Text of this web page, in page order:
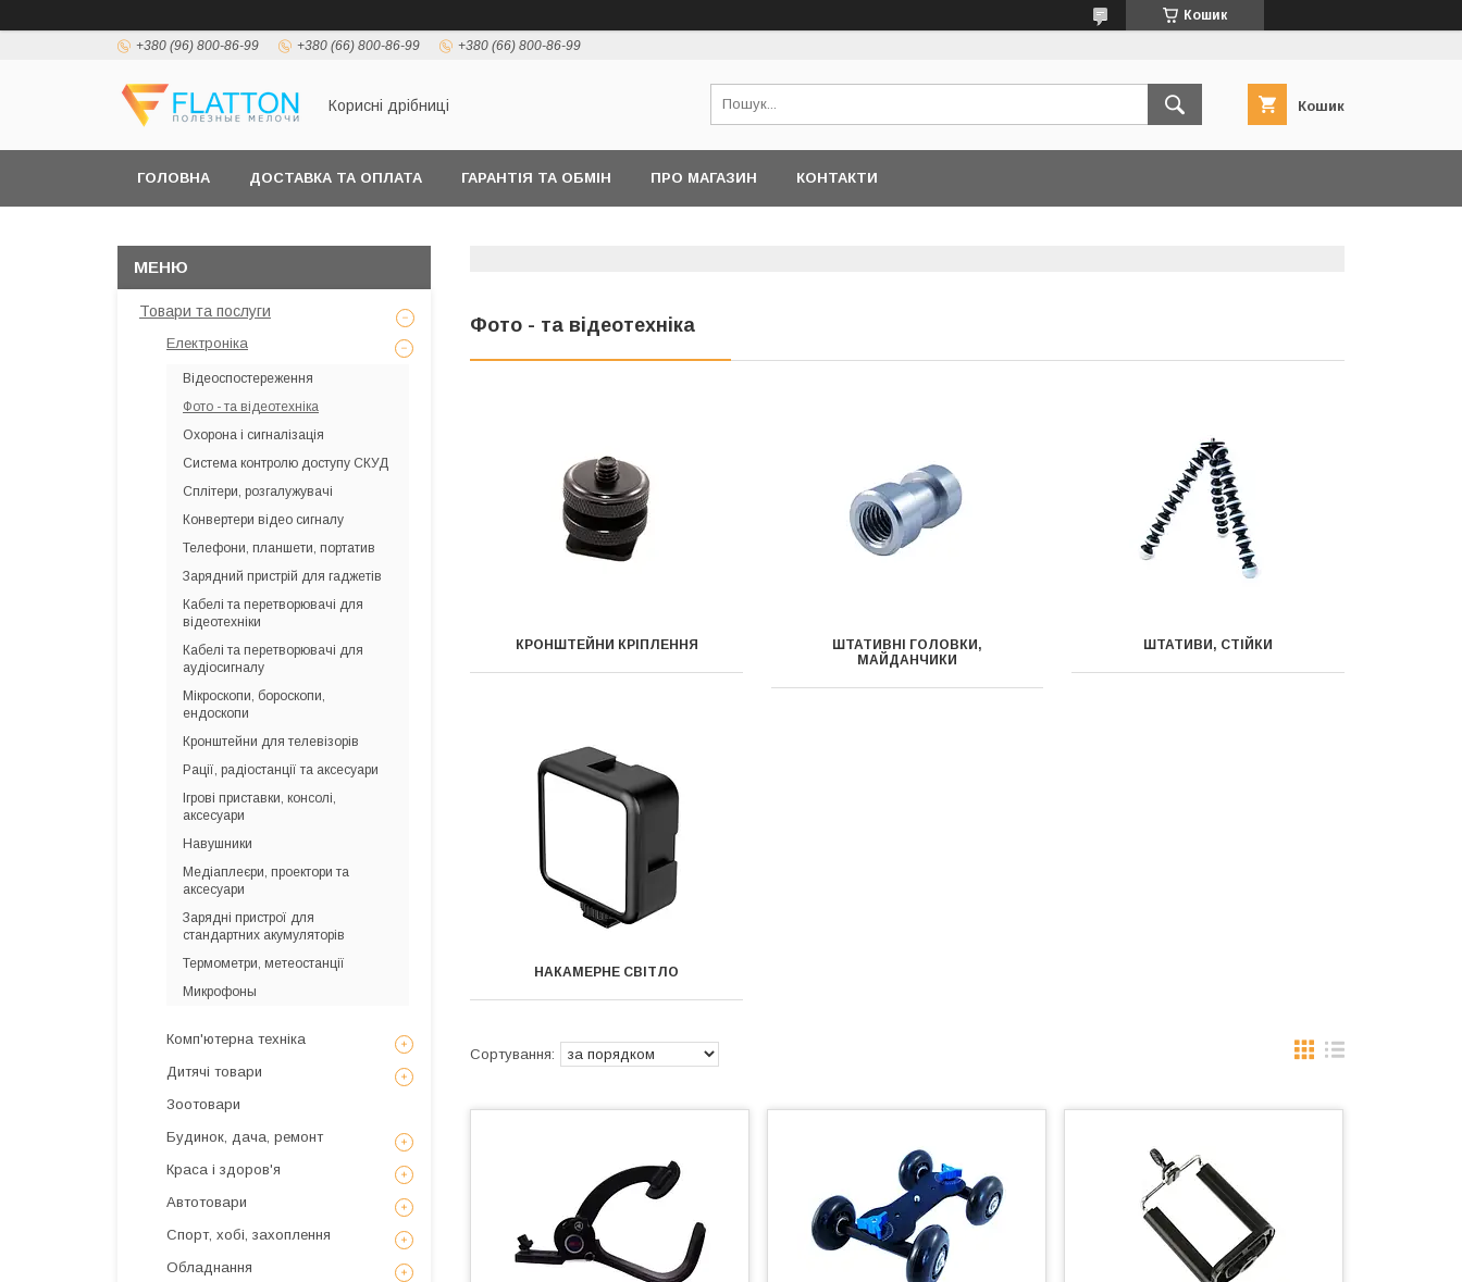
Кошик
+380 (96) 800-86-99 +380 (66) 800-86-99 +380 (66) 800-86-99
Корисні дрібниці Кошик
ГОЛОВНА ДОСТАВКА ТА ОПЛАТА ГАРАНТІЯ ТА ОБМІН ПРО МАГАЗИН КОНТАКТИ
Фото - та відеотехніка
КРОНШТЕЙНИ КРІПЛЕННЯ
ШТАТИВНІ ГОЛОВКИ,
МАЙДАНЧИКИ
ШТАТИВИ, СТІЙКИ
НАКАМЕРНЕ СВІТЛО
Товари та послуги
Електроніка
Відеоспостереження
Фото - та відеотехніка
Охорона і сигналізація
Система контролю доступу СКУД
Сплітери, розгалужувачі
Конвертери відео сигналу
Телефони, планшети, портатив
Зарядний пристрій для гаджетів
Кабелі та перетворювачі для
відеотехніки
Кабелі та перетворювачі для
аудіосигналу
Мікроскопи, бороскопи,
ендоскопи
Кронштейни для телевізорів
Рації, радіостанції та аксесуари
Ігрові приставки, консолі,
аксесуари
Навушники
Медіаплеєри, проектори та
аксесуари
Зарядні пристрої для
стандартних акумуляторів
Термометри, метеостанції
Микрофоны
Комп'ютерна техніка
Дитячі товари
Зоотовари
Будинок, дача, ремонт
Краса і здоров'я
Автотовари
Спорт, хобі, захоплення
Обладнання